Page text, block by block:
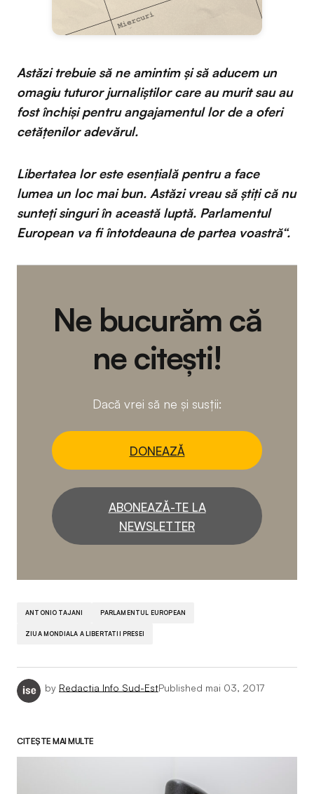
Astăzi trebuie să ne amintim și să aducem un
omagiu tuturor jurnaliștilor care au murit sau au
fost închiși pentru angajamentul lor de a oferi
cetățenilor adevărul.
Libertatea lor este esenţială pentru a face
lumea un loc mai bun. Astăzi vreau să știți că nu
sunteți singuri în această luptă. Parlamentul
European va fi întotdeauna de partea voastră“.
Ne bucurăm că
ne citești!
Dacă vrei să ne și susții:
DONEAZĂ
ABONEAZĂ-TE LA
NEWSLETTER
ANTONIO TAJANI PARLAMENTUL EUROPEAN
ZIUA MONDIALA A LIBERTATII PRESEI
by Redactia Info Sud-EstPublished mai 03, 2017
CITEȘTE MAI MULTE